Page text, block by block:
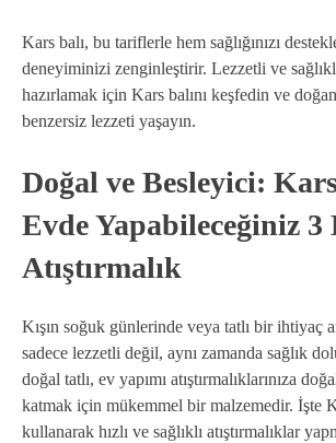
Kars balı, bu tariflerle hem sağlığınızı
deneyiminizi zenginleştirir. Lezzetli ve
hazırlamak için Kars balını keşfedin ve
benzersiz lezzeti yaşayın.
Doğal ve Besleyici:
Evde Yapabileceğiniz 3
Atıştırmalık
Kışın soğuk günlerinde veya tatlı bir ihtiyaç
sadece lezzetli değil, aynı zamanda sağlık
doğal tatlı, ev yapımı atıştırmalıklarınıza
katmak için mükemmel bir malzemedir. İşte
kullanarak hızlı ve sağlıklı atıştırmalıklar